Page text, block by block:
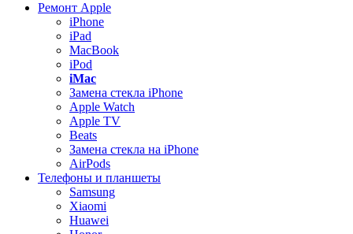
Ремонт Apple
iPhone
iPad
MacBook
iPod
iMac
Замена стекла iPhone
Apple Watch
Apple TV
Beats
Замена стекла на iPhone
AirPods
Телефоны и планшеты
Samsung
Xiaomi
Huawei